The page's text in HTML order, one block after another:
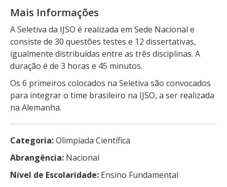
Mais Informações
A Seletiva da IJSO é realizada em Sede Nacional e
consiste de 30 questões testes e 12 dissertativas,
igualmente distribuídas entre as três disciplinas. A
duração é de 3 horas e 45 minutos.
Os 6 primeiros colocados na Seletiva são convocados
para integrar o time brasileiro na IJSO, a ser realizada
na Alemanha.
Categoria:Olimpíada Científica
Abrangência: Nacional
Nível de Escolaridade: Ensino Fundamental